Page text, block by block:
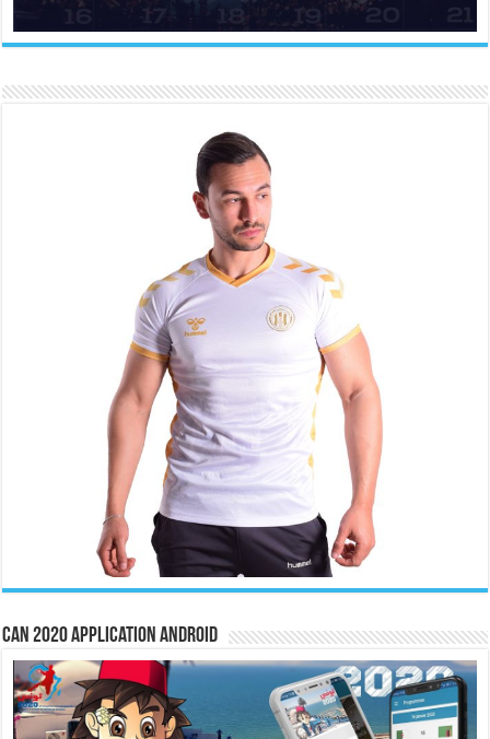
CAN 2020 Application Android